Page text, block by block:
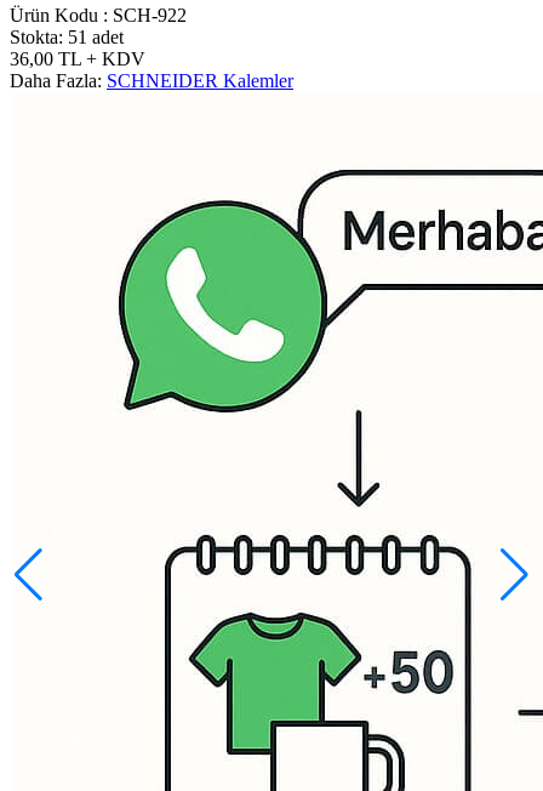
Ürün Kodu : SCH-922
Stokta: 51 adet
36,00 TL + KDV
Daha Fazla: SCHNEIDER Kalemler